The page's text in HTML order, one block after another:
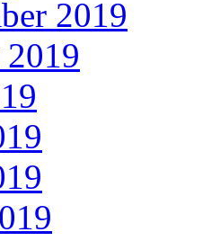
2019